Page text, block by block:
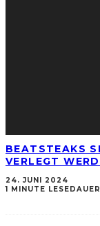
BEATSTEAKS
VERLEGT
24. JUNI 2024
1 MINUTE LESEDAUER